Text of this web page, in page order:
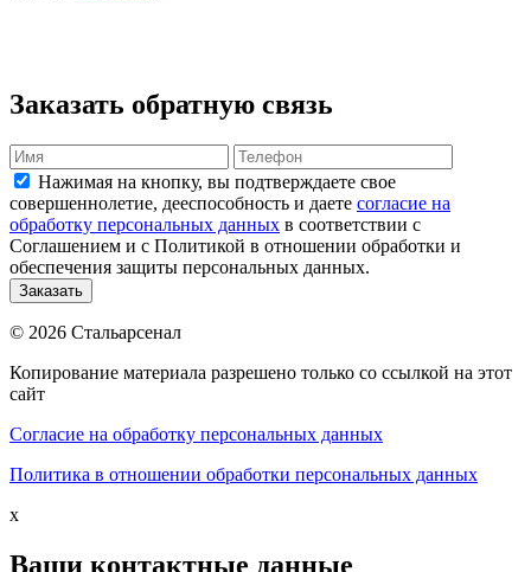
Заказать обратную связь
Нажимая на кнопку, вы подтверждаете свое
совершеннолетие, дееспособность и даете согласие на
обработку персональных данных в соответствии с
Соглашением и с Политикой в отношении обработки и
обеспечения защиты персональных данных.
© 2026 Стальарсенал
Копирование материала разрешено только со ссылкой на этот
сайт
Согласие на обработку персональных данных
Политика в отношении обработки персональных данных
x
Ваши контактные данные